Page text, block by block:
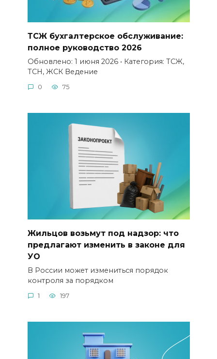
ТСЖ бухгалтерское обслуживание:
полное руководство 2026
Обновлено: 1 июня 2026 • Категория: ТСЖ,
ТСН, ЖСК Ведение
0 75
Жильцов возьмут под надзор: что
предлагают изменить в законе для
УО
В России может измениться порядок
контроля за порядком
1 197